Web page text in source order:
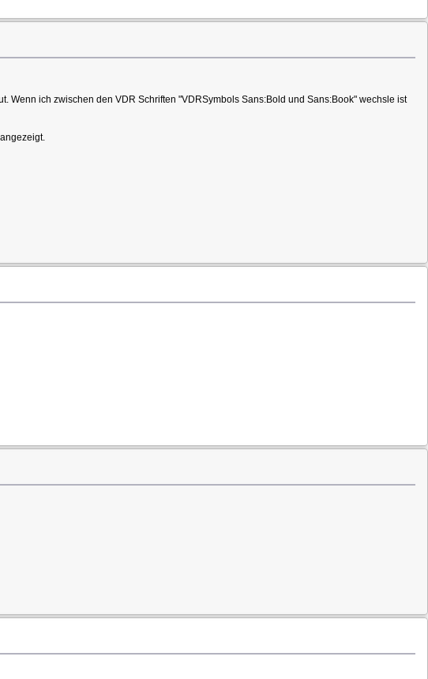
ich zwischen den VDR Schriften "VDRSymbols Sans:Bold und Sans:Book" wechsle ist